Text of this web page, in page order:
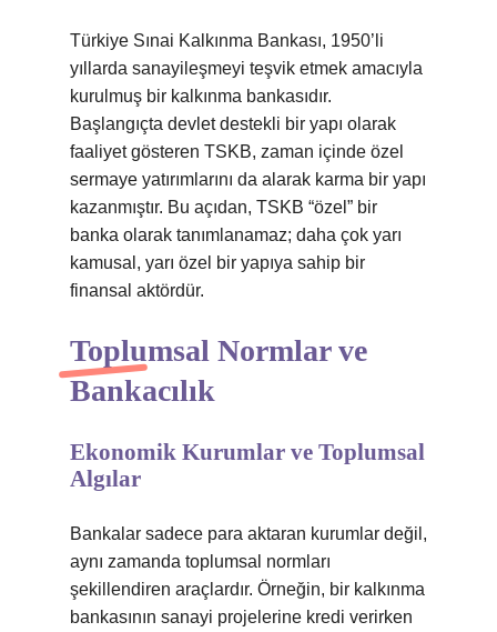
Türkiye Sınai Kalkınma Bankası, 1950’li
yıllarda sanayileşmeyi teşvik etmek amacıyla
kurulmuş bir kalkınma bankasıdır.
Başlangıçta devlet destekli bir yapı olarak
faaliyet gösteren TSKB, zaman içinde özel
sermaye yatırımlarını da alarak karma bir yapı
kazanmıştır. Bu açıdan, TSKB “özel” bir
banka olarak tanımlanamaz; daha çok yarı
kamusal, yarı özel bir yapıya sahip bir
finansal aktördür.
Toplumsal Normlar ve
Bankacılık
Ekonomik Kurumlar ve Toplumsal
Algılar
Bankalar sadece para aktaran kurumlar değil,
aynı zamanda toplumsal normları
şekillendiren araçlardır. Örneğin, bir kalkınma
bankasının sanayi projelerine kredi verirken